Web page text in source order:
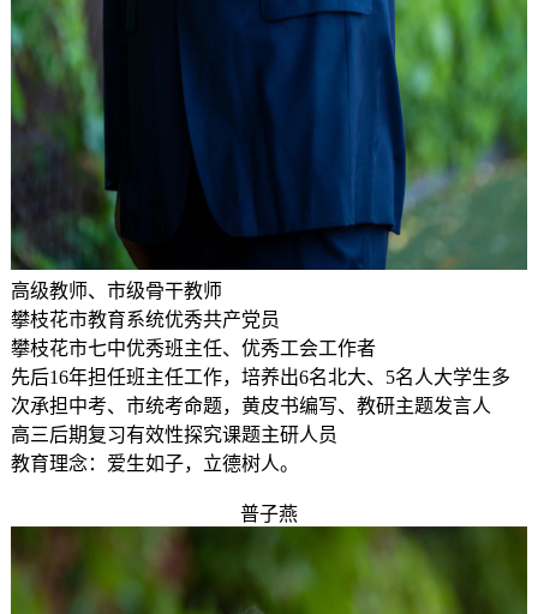
高级教师、市级骨干教师
攀枝花市教育系统优秀共产党员
攀枝花市七中优秀班主任、优秀工会工作者
先后16年担任班主任工作，培养出6名北大、5名人大学生多
次承担中考、市统考命题，黄皮书编写、教研主题发言人
高三后期复习有效性探究课题主研人员
教育理念：爱生如子，立德树人。
普子燕